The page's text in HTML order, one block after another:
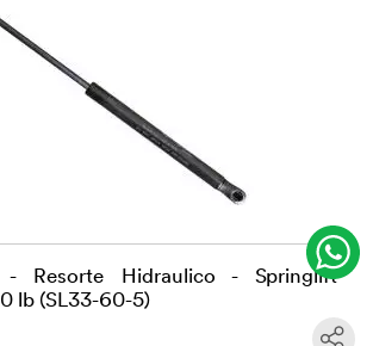
- Resorte Hidraulico - Springlift
lb (SL33-60-5)